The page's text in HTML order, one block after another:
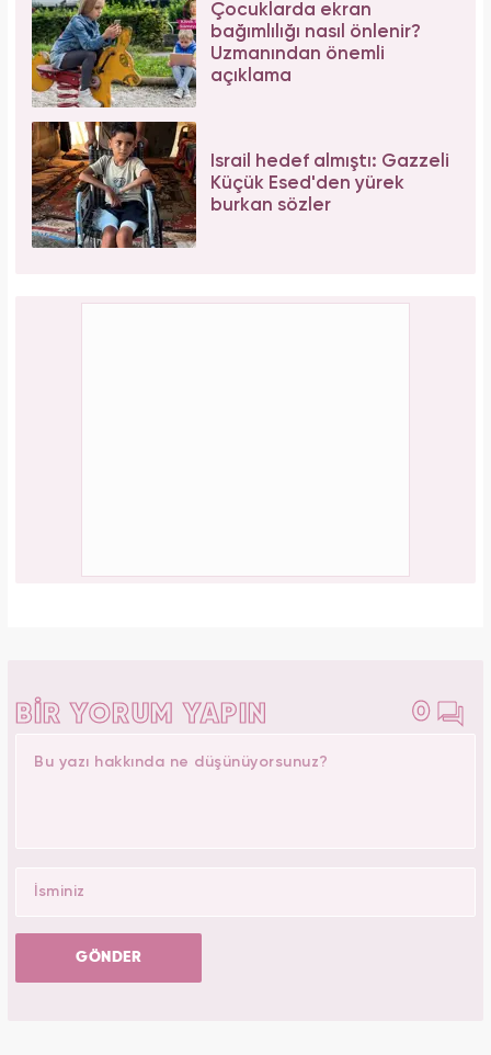
Çocuklarda ekran
bağımlılığı nasıl önlenir?
Uzmanından önemli
açıklama
İsrail hedef almıştı: Gazzeli
Küçük Esed'den yürek
burkan sözler
BİR YORUM YAPIN 0
GÖNDER